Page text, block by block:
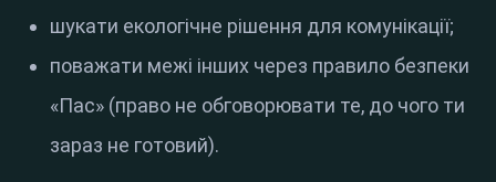
шукати екологічне рішення для комунікації;
поважати межі інших через правило безпеки
«Пас» (право не обговорювати те, до чого ти
зараз не готовий).